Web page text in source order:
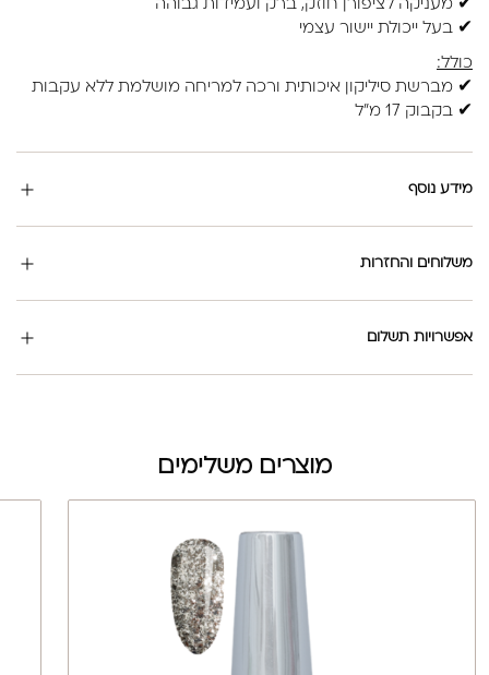
✔ מעניקה לציפורן חוזק, ברק ועמידות גבוהה
✔ בעל ייכולת יישור עצמי
כולל:
✔ מברשת סיליקון איכותית ורכה למריחה מושלמת ללא עקבות
✔ בקבוק 17 מ"ל
מידע נוסף
משלוחים והחזרות
אפשרויות תשלום
מוצרים משלימים